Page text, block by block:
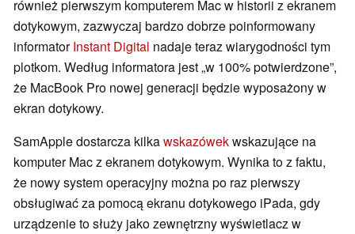
również pierwszym komputerem Mac w historii z ekranem
dotykowym, zazwyczaj bardzo dobrze poinformowany
informatorInstant Digital nadaje teraz wiarygodności tym
plotkom. Według informatora jest „w 100% potwierdzone”,
że MacBook Pro nowej generacji będzie wyposażony w
ekran dotykowy.
SamApple dostarcza kilkawskazówekwskazujące na
komputer Mac z ekranem dotykowym. Wynika to z faktu,
że nowy system operacyjny można po raz pierwszy
obsługiwać za pomocą ekranu dotykowego iPada, gdy
urządzenie to służy jako zewnętrzny wyświetlacz w